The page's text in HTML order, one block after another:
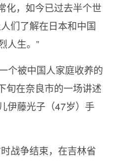
化，如今已过去半个世
们了解在日本和中国
人生。”
个被中国人家庭收养的
旬在奈良市的一场讲述
伊藤光子（47岁）手
战争结束，在吉林省